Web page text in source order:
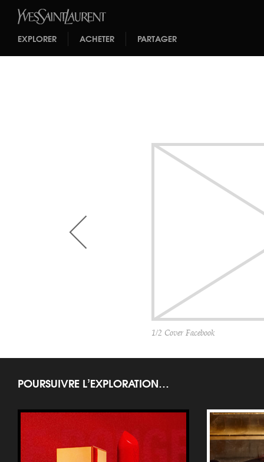
EXPLORER ACHETER PARTAGER
1/2 Cover Facebook
POURSUIVRE L’EXPLORATION…